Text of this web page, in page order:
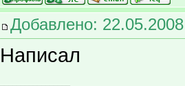
Добавлено:
Написал